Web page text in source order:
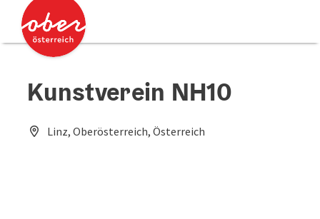
Zum Inhalt
Zum Seitenanfang
Kunstverein NH10
Linz, Oberösterreich, Österreich